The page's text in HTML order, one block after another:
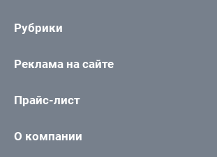
Рубрики
Реклама на сайте
Прайс-лист
О компании